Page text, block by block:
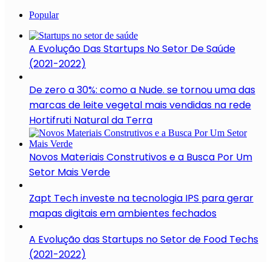
Popular
A Evolução Das Startups No Setor De Saúde
(2021-2022)
De zero a 30%: como a Nude. se tornou uma das
marcas de leite vegetal mais vendidas na rede
Hortifruti Natural da Terra
Novos Materiais Construtivos e a Busca Por Um
Setor Mais Verde
Zapt Tech investe na tecnologia IPS para gerar
mapas digitais em ambientes fechados
A Evolução das Startups no Setor de Food Techs
(2021-2022)